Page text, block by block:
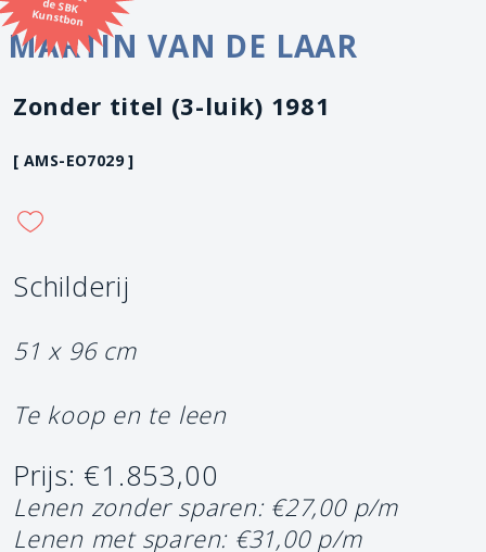
Kunstbon
MARTIN VAN DE LAAR
Zonder titel (3-luik) 1981
[ AMS-EO7029 ]
Schilderij
51 x 96 cm
Te koop en te leen
Prijs: €1.853,00
Lenen zonder sparen: €27,00 p/m
Lenen met sparen: €31,00 p/m